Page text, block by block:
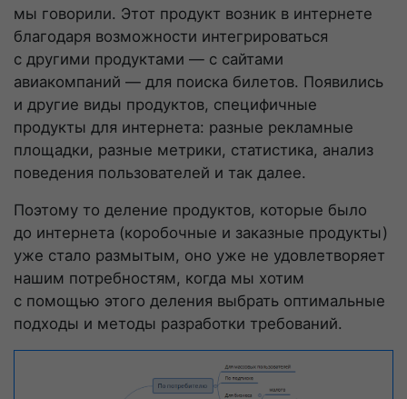
мы говорили. Этот продукт возник в интернете
благодаря возможности интегрироваться
с другими продуктами — с сайтами
авиакомпаний — для поиска билетов. Появились
и другие виды продуктов, специфичные
продукты для интернета: разные рекламные
площадки, разные метрики, статистика, анализ
поведения пользователей и так далее.
Поэтому то деление продуктов, которые было
до интернета (коробочные и заказные продукты)
уже стало размытым, оно уже не удовлетворяет
нашим потребностям, когда мы хотим
с помощью этого деления выбрать оптимальные
подходы и методы разработки требований.